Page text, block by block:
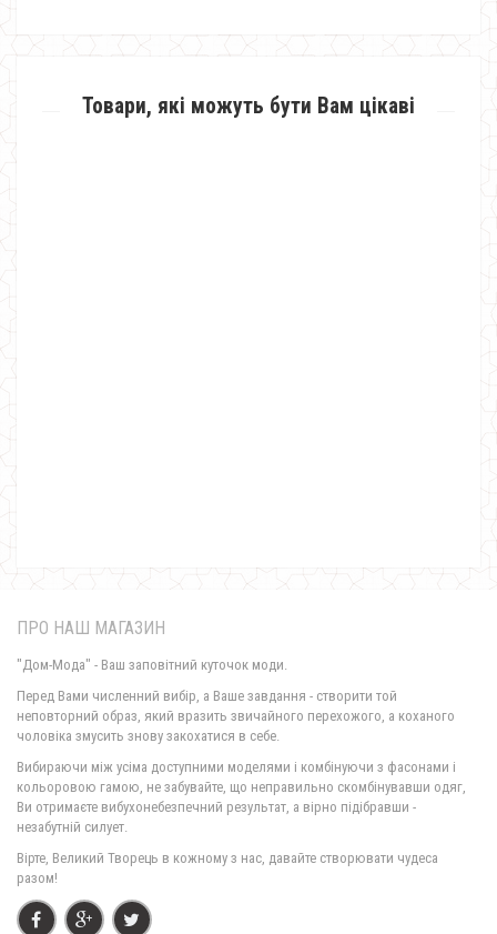
Товари, які можуть бути Вам цікаві
530.00грн.
ПРО НАШ МАГАЗИН
"Дом-Мода" - Ваш заповітний куточок моди.
Перед Вами численний вибір, а Ваше завдання - створити той
неповторний образ, який вразить звичайного перехожого, а коханого
чоловіка змусить знову закохатися в себе.
Вибираючи між усіма доступними моделями і комбінуючи з фасонами і
кольоровою гамою, не забувайте, що неправильно скомбінувавши одяг,
Ви отримаєте вибухонебезпечний результат, а вірно підібравши -
незабутній силует.
Вірте, Великий Творець в кожному з нас, давайте створювати чудеса
разом!